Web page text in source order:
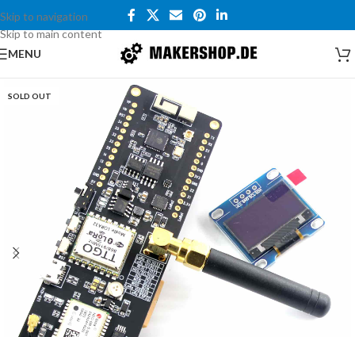
Skip to navigation
Skip to main content
MENU
SOLD OUT